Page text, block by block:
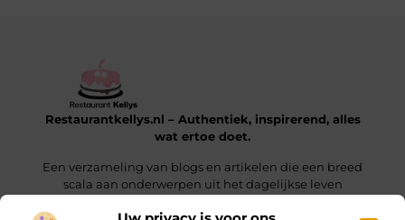
Restaurantkellys.nl – Authentiek, inspirerend, alles
wat ertoe doet.
Een verzameling van blogs en artikelen die een breed
scala aan onderwerpen uit het dagelijkse leven